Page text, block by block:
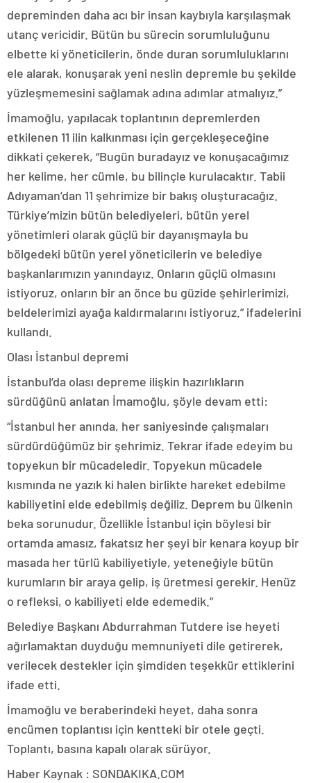
depreminden daha acı bir insan kaybıyla karşılaşmak
utanç vericidir. Bütün bu sürecin sorumluluğunu
elbette ki yöneticilerin, önde duran sorumluluklarını
ele alarak, konuşarak yeni neslin depremle bu şekilde
yüzleşmemesini sağlamak adına adımlar atmalıyız.”
İmamoğlu, yapılacak toplantının depremlerden
etkilenen 11 ilin kalkınması için gerçekleşeceğine
dikkati çekerek, “Bugün buradayız ve konuşacağımız
her kelime, her cümle, bu bilinçle kurulacaktır. Tabii
Adıyaman’dan 11 şehrimize bir bakış oluşturacağız.
Türkiye’mizin bütün belediyeleri, bütün yerel
yönetimleri olarak güçlü bir dayanışmayla bu
bölgedeki bütün yerel yöneticilerin ve belediye
başkanlarımızın yanındayız. Onların güçlü olmasını
istiyoruz, onların bir an önce bu güzide şehirlerimizi,
beldelerimizi ayağa kaldırmalarını istiyoruz.” ifadelerini
kullandı.
Olası İstanbul depremi
İstanbul’da olası depreme ilişkin hazırlıkların
sürdüğünü anlatan İmamoğlu, şöyle devam etti:
“İstanbul her anında, her saniyesinde çalışmaları
sürdürdüğümüz bir şehrimiz. Tekrar ifade edeyim bu
topyekun bir mücadeledir. Topyekun mücadele
kısmında ne yazık ki halen birlikte hareket edebilme
kabiliyetini elde edebilmiş değiliz. Deprem bu ülkenin
beka sorunudur. Özellikle İstanbul için böylesi bir
ortamda amasız, fakatsız her şeyi bir kenara koyup bir
masada her türlü kabiliyetiyle, yeteneğiyle bütün
kurumların bir araya gelip, iş üretmesi gerekir. Henüz
o refleksi, o kabiliyeti elde edemedik.”
Belediye Başkanı Abdurrahman Tutdere ise heyeti
ağırlamaktan duyduğu memnuniyeti dile getirerek,
verilecek destekler için şimdiden teşekkür ettiklerini
ifade etti.
İmamoğlu ve beraberindeki heyet, daha sonra
encümen toplantısı için kentteki bir otele geçti.
Toplantı, basına kapalı olarak sürüyor.
Haber Kaynak : SONDAKIKA.COM